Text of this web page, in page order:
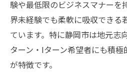
験や最低限のビジネスマナーを
界未経験でも柔軟に吸収できる
ています。特に静岡市は地元志
ターン・Iターン希望者にも積
が特徴です。